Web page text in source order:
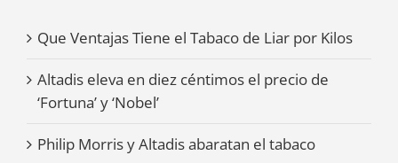
Que Ventajas Tiene el Tabaco de Liar por Kilos
Altadis eleva en diez céntimos el precio de
‘Fortuna’ y ‘Nobel’
Philip Morris y Altadis abaratan el tabaco